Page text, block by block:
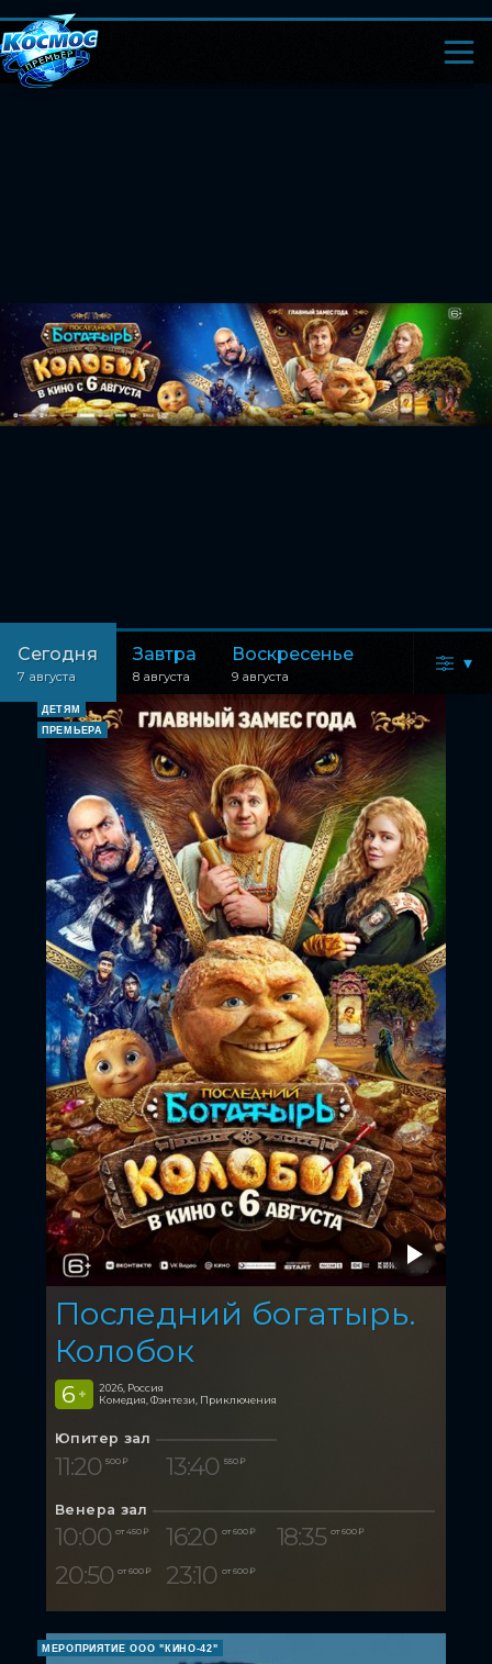
Сегодня
7 августа
Завтра
8 августа
Воскресенье
9 августа
▾
ДЕТЯМ
ПРЕМЬЕРА
Последний богатырь.
Колобок
6 +
2026, Россия
Комедия, Фэнтези, Приключения
Юпитер зал
11:20 500 ₽ 13:40 550 ₽
Венера зал
10:00 от 450 ₽ 16:20 от 600 ₽ 18:35 от 600 ₽
20:50 от 600 ₽ 23:10 от 600 ₽
МЕРОПРИЯТИЕ ООО "КИНО-42"